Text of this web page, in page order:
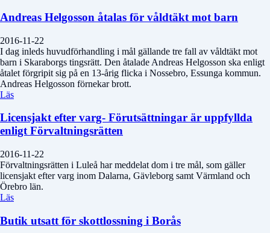
Andreas Helgosson åtalas för våldtäkt mot barn
2016-11-22
I dag inleds huvudförhandling i mål gällande tre fall av våldtäkt mot
barn i Skaraborgs tingsrätt. Den åtalade Andreas Helgosson ska enligt
åtalet förgripit sig på en 13-årig flicka i Nossebro, Essunga kommun.
Andreas Helgosson förnekar brott.
Läs
Licensjakt efter varg- Förutsättningar är uppfyllda
enligt Förvaltningsrätten
2016-11-22
Förvaltningsrätten i Luleå har meddelat dom i tre mål, som gäller
licensjakt efter varg inom Dalarna, Gävleborg samt Värmland och
Örebro län.
Läs
Butik utsatt för skottlossning i Borås